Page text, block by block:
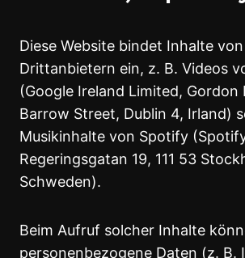
Diese Website bindet Inhalte von
Drittanbietern ein, z. B. Videos
(Google Ireland Limited, Gordon
Barrow Street, Dublin 4, Irland)
Musikinhalte von Spotify
Regeringsgatan 19, 111 53
Schweden).
Beim Aufruf solcher Inhalte
personenbezogene Daten (z. B.